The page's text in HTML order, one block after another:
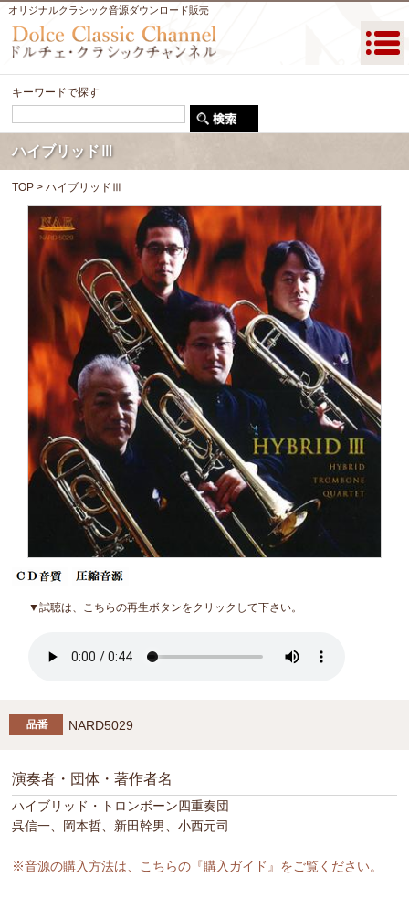
オリジナルクラシック音源ダウンロード販売
キーワードで探す
ハイブリッドⅢ
TOP > ハイブリッドⅢ
▼試聴は、こちらの再生ボタンをクリックして下さい。
NARD5029
演奏者・団体・著作者名
ハイブリッド・トロンボーン四重奏団
呉信一、岡本哲、新田幹男、小西元司
※音源の購入方法は、こちらの『購入ガイド』をご覧ください。